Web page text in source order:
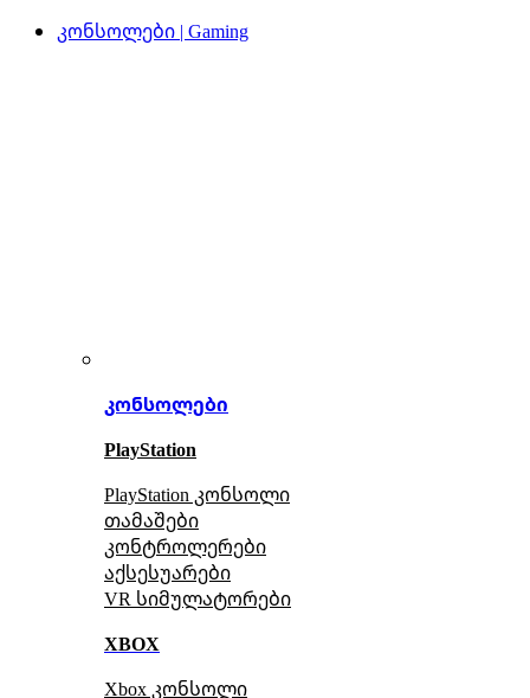
კონსოლები | Gaming
კონსოლები
PlayStation
PlayStation კონსოლი
თამაშები
კონტროლერები
აქსესუარები
VR სიმულატორები
XBOX
Xbox კონსოლი